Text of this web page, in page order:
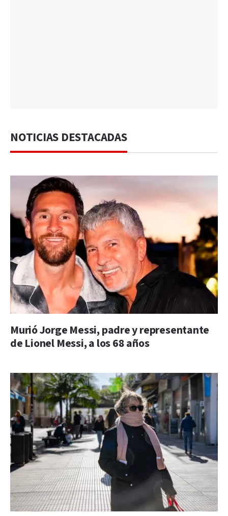
NOTICIAS DESTACADAS
Murió Jorge Messi, padre y representante
de Lionel Messi, a los 68 años